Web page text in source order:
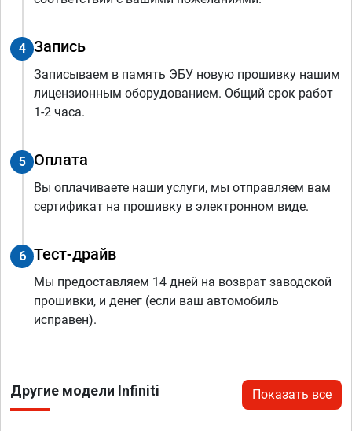
4 Запись
Записываем в память ЭБУ новую прошивку нашим
лицензионным оборудованием. Общий срок работ
1-2 часа.
5 Оплата
Вы оплачиваете наши услуги, мы отправляем вам
сертификат на прошивку в электронном виде.
6 Тест-драйв
Мы предоставляем 14 дней на возврат заводской
прошивки, и денег (если ваш автомобиль
исправен).
Другие модели Infiniti Показать все